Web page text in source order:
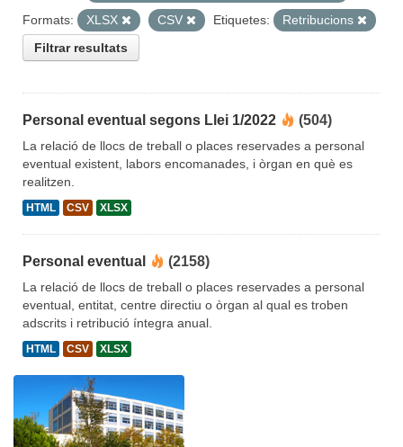
Formats:
XLSX CSV Etiquetes:
Retribucions
Filtrar resultats
Personal eventual segons Llei 1/2022 (504)
La relació de llocs de treball o places reservades a personal
eventual existent, labors encomanades, i òrgan en què es
realitzen.
HTML CSV XLSX
Personal eventual (2158)
La relació de llocs de treball o places reservades a personal
eventual, entitat, centre directiu o òrgan al qual es troben
adscrits i retribució íntegra anual.
HTML CSV XLSX